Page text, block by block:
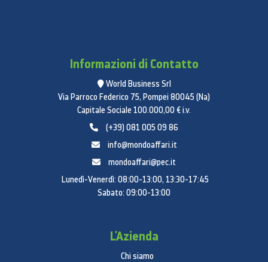
Informazioni di Contatto
World Business Srl
Via Parroco Federico 75, Pompei 80045 (Na)
Capitale Sociale 100.000,00 € i.v.
(+39) 081 005 09 86
info@mondoaffari.it
mondoaffari@pec.it
Lunedì-Venerdì: 08:00-13:00, 13:30-17:45
Sabato: 09:00-13:00
L'Azienda
Chi siamo